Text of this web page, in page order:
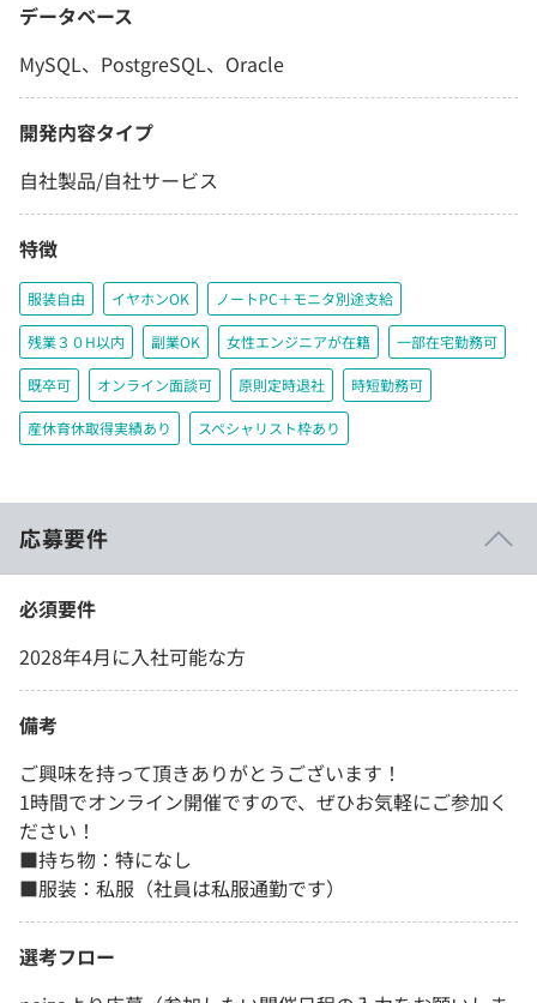
データベース
MySQL、PostgreSQL、Oracle
開発内容タイプ
自社製品/自社サービス
特徴
服装自由 イヤホンOK ノートPC＋モニタ別途支給
残業３０H以内 副業OK 女性エンジニアが在籍 一部在宅勤務可
既卒可 オンライン面談可 原則定時退社 時短勤務可
産休育休取得実績あり スペシャリスト枠あり
応募要件
必須要件
2028年4月に入社可能な方
備考
ご興味を持って頂きありがとうございます！
1時間でオンライン開催ですので、ぜひお気軽にご参加く
ださい！
■持ち物：特になし
■服装：私服（社員は私服通勤です）
選考フロー